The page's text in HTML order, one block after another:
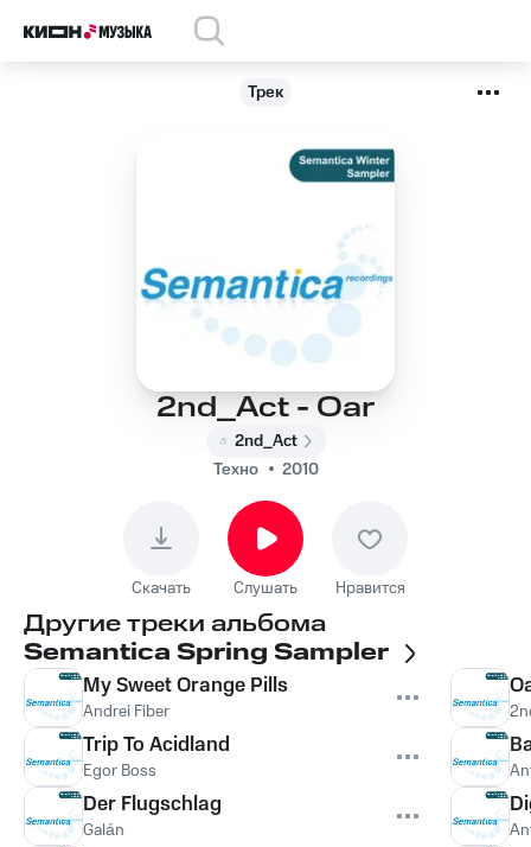
Трек
2nd_Act - Oar
2nd_Act
Техно
2010
Скачать Слушать Нравится
Другие треки альбома
Semantica Spring Sampler
My Sweet Orange Pills
Andrei Fiber
Trip To Acidland
Egor Boss
Der Flugschlag
Galán